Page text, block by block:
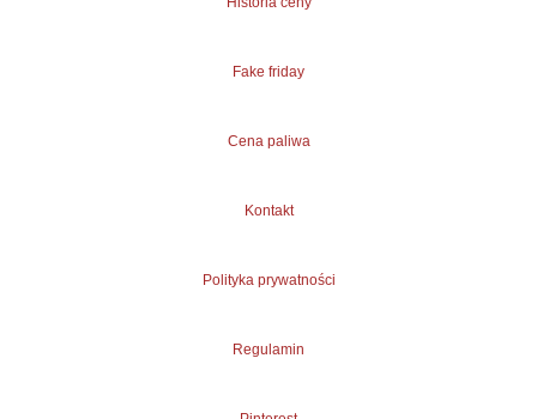
Fake friday
Cena paliwa
Kontakt
Polityka prywatności
Regulamin